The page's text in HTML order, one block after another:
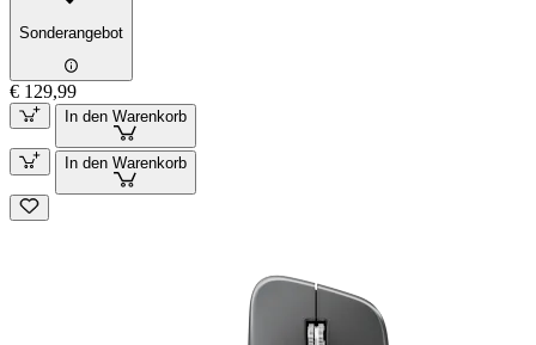
Sonderangebot
€ 129,99
In den Warenkorb
In den Warenkorb